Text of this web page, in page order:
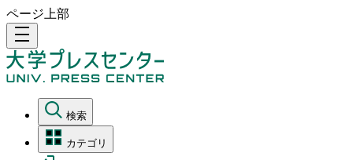
ページ上部
density_medium
検索
カテゴリ